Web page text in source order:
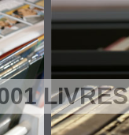
LIVRES